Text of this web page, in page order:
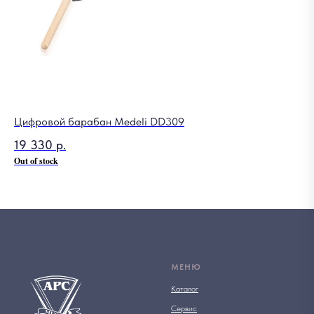
Цифровой барабан Medeli DD309
19 330 р.
Out of stock
МЕНЮ
Каталог
Сервис